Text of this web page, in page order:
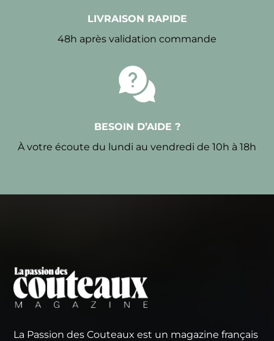
LIVRAISON RAPIDE
48h après validation commande
BESOIN D’AIDE ?
À votre écoute du lundi au vendredi de 10h à 18h
La Passion des Couteaux est un magazine français